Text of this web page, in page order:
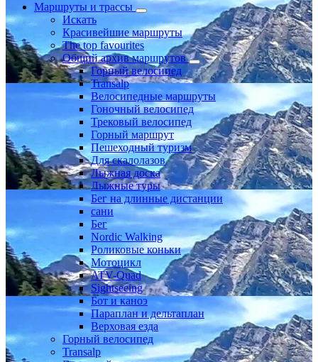
Маршруты и трассы
Искать
Красивейшие маршруты
The top favourites
Общий архив маршрутов
Горный велосипед
Transalp
Велосипедные маршруты
Гоночный велосипед
Трековый велосипед
Горный маршрут
Пешеходный туризм
Для скалолазов
Лыжная доска
Лыжные туры
Бег на длинные дистанции
сани
Бег
Nordic Walking
Роликовые коньки
Мотоцикл
ATV-Quad
Sightseeing
Бот и каноэ
Параплан и дельтаплан
Верховая езда
Горный велосипед
Transalp